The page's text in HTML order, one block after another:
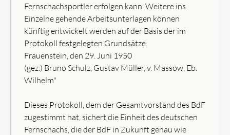
Fernschachsportler erfolgen kann. Weitere ins
Einzelne gehende Arbeitsunterlagen können
künftig entwickelt werden auf der Basis der im
Protokoll festgelegten Grundsätze.
Frauenstein, den 29. Juni 1950
(gez.) Bruno Schulz, Gustav Müller, v. Massow, Eb.
Wilhelm"
Dieses Protokoll, dem der Gesamtvorstand des BdF
zugestimmt hat, sichert die Einheit des deutschen
Fernschachs, die der BdF in Zukunft genau wie